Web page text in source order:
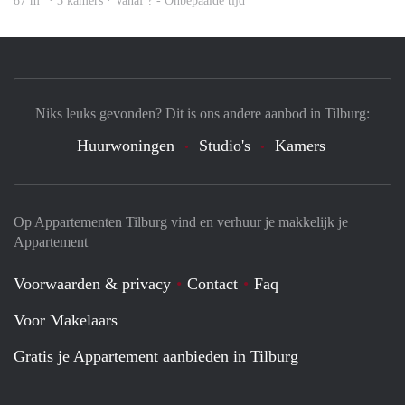
Op Appartementen Tilburg vind en verhuur je makkelijk je
Appartement
Voorwaarden & privacy Contact
Faq
Voor Makelaars
Gratis je Appartement aanbieden in Tilburg
Niks leuks gevonden? Dit is ons andere aanbod in Tilburg:
Huurwoningen Studio's Kamers